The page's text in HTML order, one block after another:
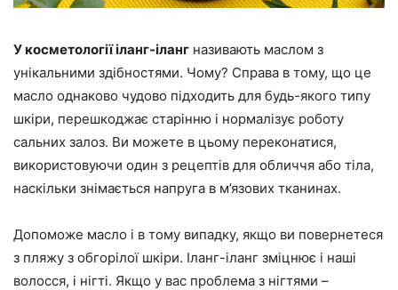
У косметології іланг-іланг називають маслом з
унікальними здібностями. Чому? Справа в тому, що це
масло однаково чудово підходить для будь-якого типу
шкіри, перешкоджає старінню і нормалізує роботу
сальних залоз. Ви можете в цьому переконатися,
використовуючи один з рецептів для обличчя або тіла,
наскільки знімається напруга в м’язових тканинах.
Допоможе масло і в тому випадку, якщо ви повернетеся
з пляжу з обгорілої шкіри. Іланг-іланг зміцнює і наші
волосся, і нігті. Якщо у вас проблема з нігтями –